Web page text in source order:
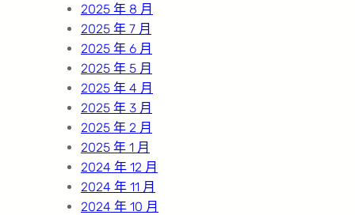
2025 年 8 月
2025 年 7 月
2025 年 6 月
2025 年 5 月
2025 年 4 月
2025 年 3 月
2025 年 2 月
2025 年 1 月
2024 年 12 月
2024 年 11 月
2024 年 10 月